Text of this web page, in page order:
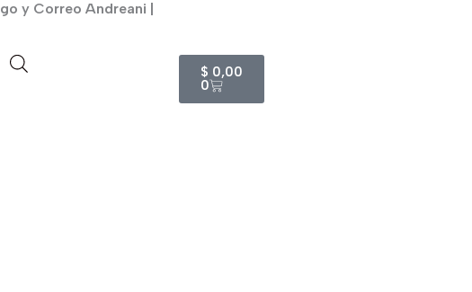
y Correo Andreani |
$ 0,00
0
Cart